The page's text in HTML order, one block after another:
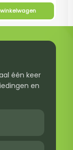
één keer
en